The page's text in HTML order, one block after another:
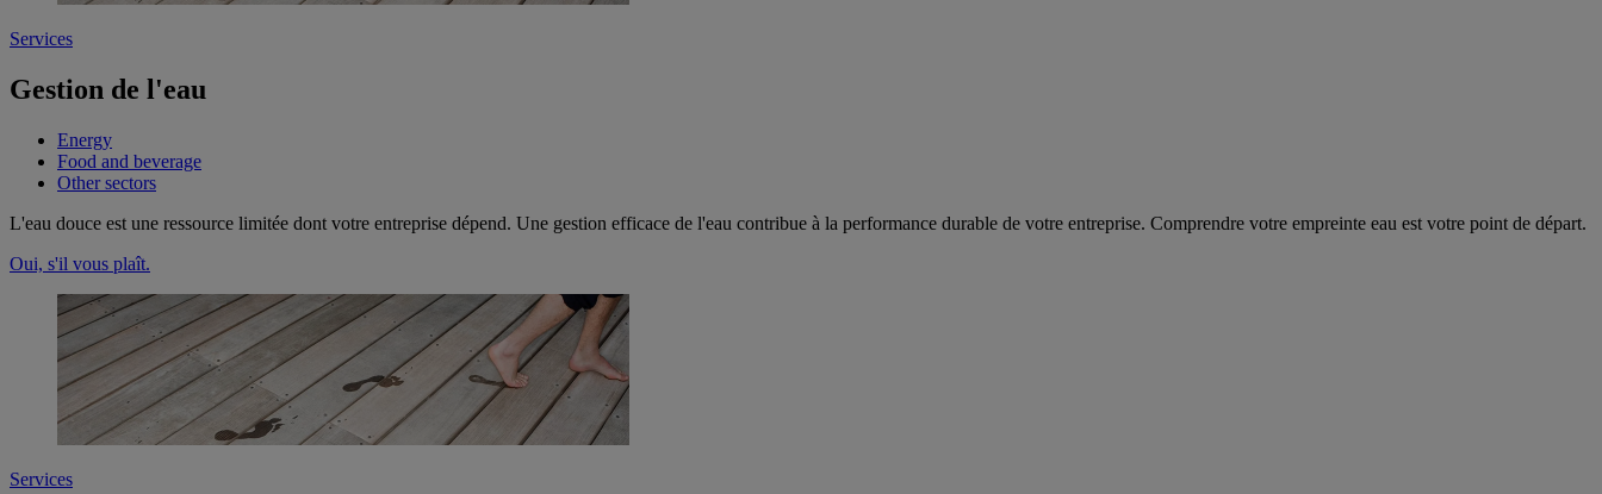
Services
Gestion de l'eau
Energy
Food and beverage
Other sectors
L'eau douce est une ressource limitée dont votre entreprise dépend. Une gestion efficace de l'eau contribue à la performance durable de votre entreprise. Comprendre votre empreinte eau est votre point de départ.
Oui, s'il vous plaît.
Services